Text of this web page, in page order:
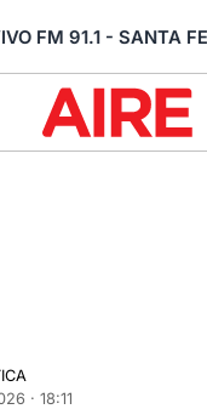
FM 91.1 - SANTA FE
· 18:11